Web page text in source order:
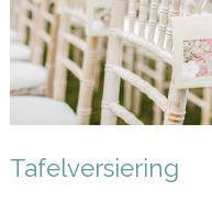
Tafelversiering